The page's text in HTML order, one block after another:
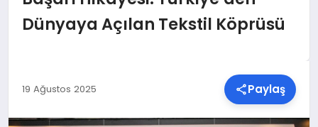
SAĞLIK
SPOR
Dünyaya Açılan Tekstil Köprüsü
19 Ağustos 2025 Paylaş